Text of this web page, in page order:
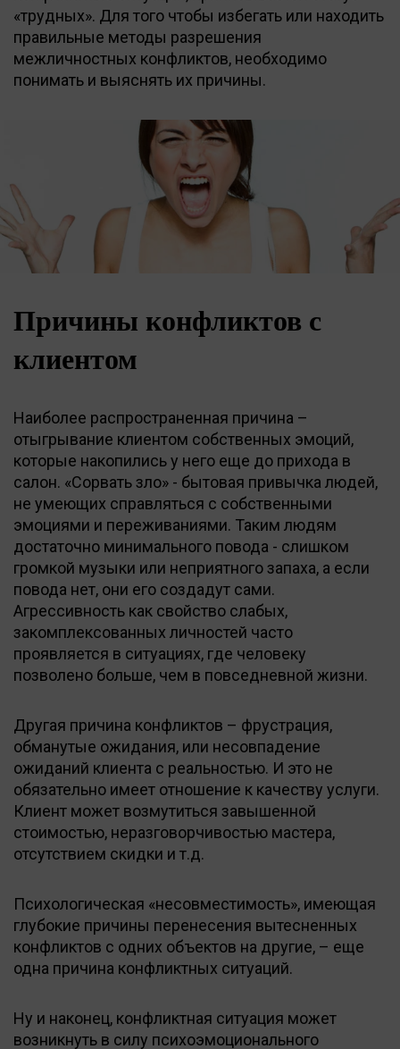
«трудных». Для того чтобы избегать или находить
правильные методы разрешения
межличностных конфликтов, необходимо
понимать и выяснять их причины.
Причины конфликтов с
клиентом
Наиболее распространенная причина –
отыгрывание клиентом собственных эмоций,
которые накопились у него еще до прихода в
салон. «Сорвать зло» - бытовая привычка людей,
не умеющих справляться с собственными
эмоциями и переживаниями. Таким людям
достаточно минимального повода - слишком
громкой музыки или неприятного запаха, а если
повода нет, они его создадут сами.
Агрессивность как свойство слабых,
закомплексованных личностей часто
проявляется в ситуациях, где человеку
позволено больше, чем в повседневной жизни.
Другая причина конфликтов – фрустрация,
обманутые ожидания, или несовпадение
ожиданий клиента с реальностью. И это не
обязательно имеет отношение к качеству услуги.
Клиент может возмутиться завышенной
стоимостью, неразговорчивостью мастера,
отсутствием скидки и т.д.
Психологическая «несовместимость», имеющая
глубокие причины перенесения вытесненных
конфликтов с одних объектов на другие, – еще
одна причина конфликтных ситуаций.
Ну и наконец, конфликтная ситуация может
возникнуть в силу психоэмоционального